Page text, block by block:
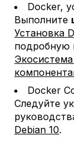
Docker,
Выполните
Установка
подробную
Docker
Следуйте
Debian 10.